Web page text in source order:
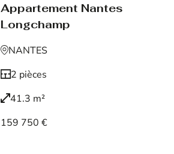
Appartement Nantes
Longchamp
NANTES
2 pièces
41.3 m²
159 750 €